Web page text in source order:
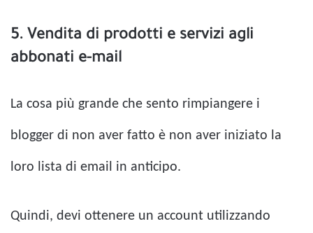
5. Vendita di prodotti e servizi agli
abbonati e-mail
La cosa più grande che sento rimpiangere i
blogger di non aver fatto è non aver iniziato la
loro lista di email in anticipo.
Quindi, devi ottenere un account utilizzando